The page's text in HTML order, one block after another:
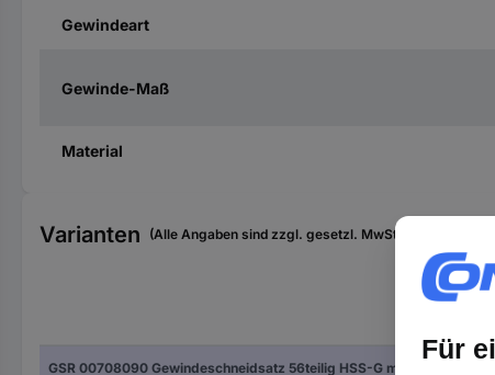
Gewindeart
Gewinde-Maß
Material
Varianten (Alle Angaben sind zzgl. gesetzl. MwSt., zzgl. Versand)